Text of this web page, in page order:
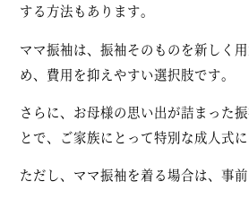
する方法もあります。
ママ振袖は、振袖そのものを新しく
め、費用を抑えやすい選択肢です。
さらに、お母様の思い出が詰まった
とで、ご家族にとって特別な成人式に
ただし、ママ振袖を着る場合は、事前